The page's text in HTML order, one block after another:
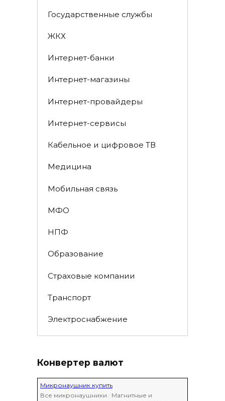
Государственные службы
ЖКХ
Интернет-банки
Интернет-магазины
Интернет-провайдеры
Интернет-сервисы
Кабельное и цифровое ТВ
Медицина
Мобильная связь
МФО
НПФ
Образование
Страховые компании
Транспорт
Электроснабжение
Конвертер валют
Микронаушник купить
Все микронаушники : Магнитные и